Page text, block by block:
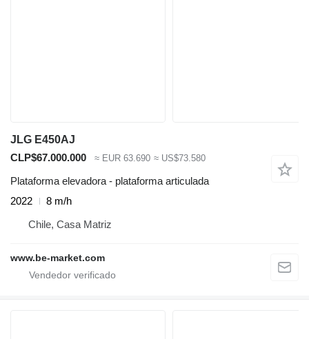
JLG E450AJ
CLP$67.000.000
≈ EUR 63.690 ≈ US$73.580
Plataforma elevadora - plataforma articulada
2022
8 m/h
Chile, Casa Matriz
www.be-market.com